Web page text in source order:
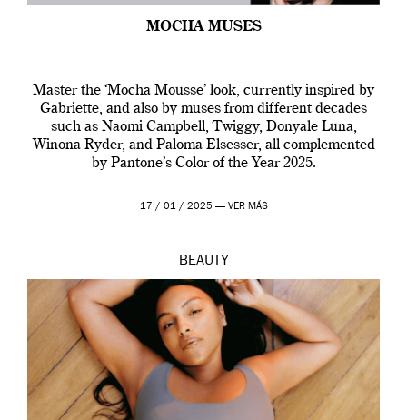
MOCHA MUSES
Master the ‘Mocha Mousse’ look, currently inspired by
Gabriette, and also by muses from different decades
such as Naomi Campbell, Twiggy, Donyale Luna,
Winona Ryder, and Paloma Elsesser, all complemented
by Pantone’s Color of the Year 2025.
17 / 01 / 2025 — VER MÁS
BEAUTY